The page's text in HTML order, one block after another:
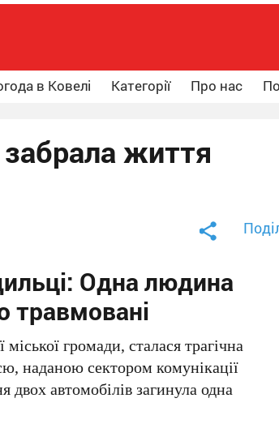
в Ковелі Категорії Про нас
життя
Одна людина
травмовані
громади, сталася трагічна
наданою сектором комунікації
двох автомобілів загинула одна